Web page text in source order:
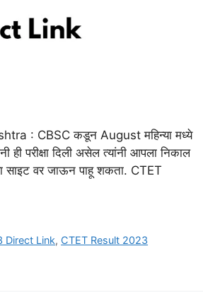
: CBSC कडून August महिन्या मध्ये
ही परीक्षा दिली असेल त्यांनी आपला निकाल
वर जाऊन पाहू शकता. CTET
Direct Link, CTET Result 2023